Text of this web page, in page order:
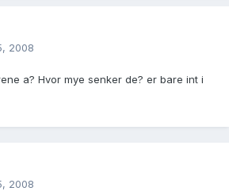
2008
a? Hvor mye senker de? er bare int i
2008